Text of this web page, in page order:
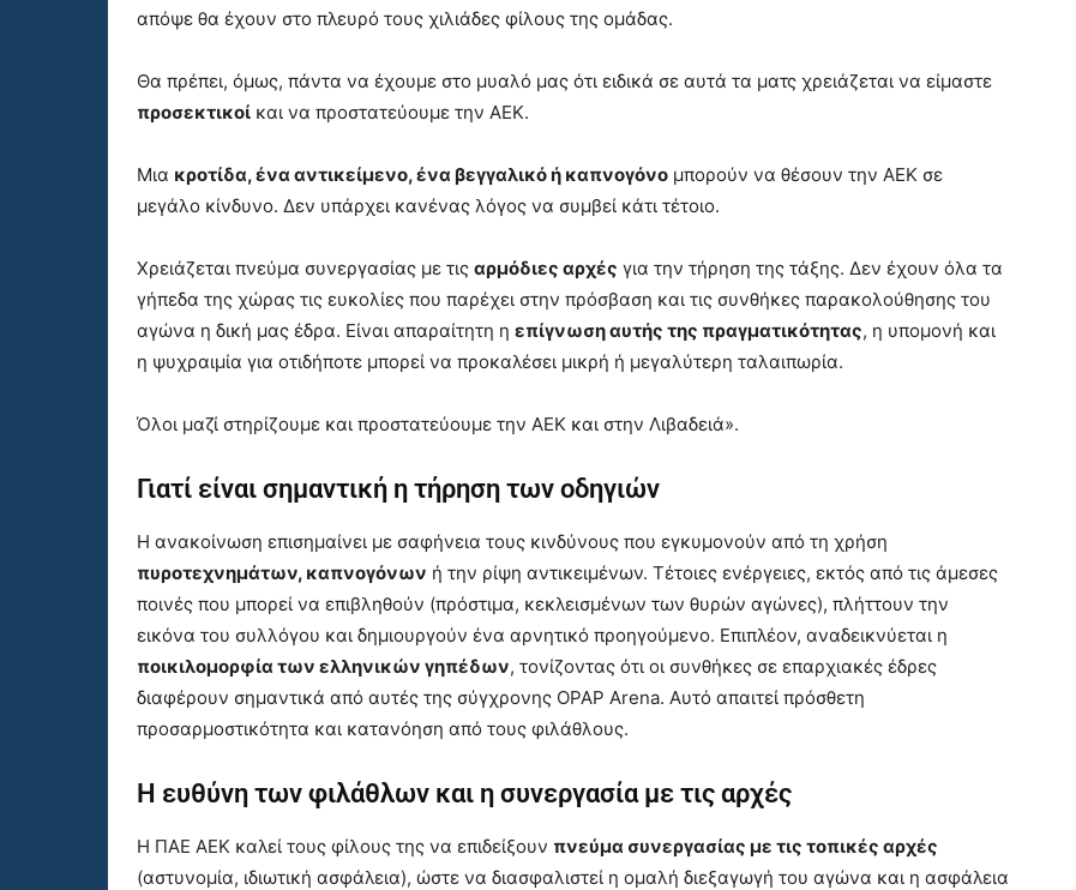
απόψε θα έχουν στο πλευρό τους χιλιάδες φίλους της ομάδας.
Θα πρέπει, όμως, πάντα να έχουμε στο μυαλό μας ότι ειδικά σε αυτά τα ματς χρειάζεται να είμαστε
προσεκτικοί και να προστατεύουμε την ΑΕΚ.
Μια κροτίδα, ένα αντικείμενο, ένα βεγγαλικό ή καπνογόνο μπορούν να θέσουν την ΑΕΚ σε
μεγάλο κίνδυνο. Δεν υπάρχει κανένας λόγος να συμβεί κάτι τέτοιο.
Χρειάζεται πνεύμα συνεργασίας με τις αρμόδιες αρχές για την τήρηση της τάξης. Δεν έχουν όλα τα
γήπεδα της χώρας τις ευκολίες που παρέχει στην πρόσβαση και τις συνθήκες παρακολούθησης του
αγώνα η δική μας έδρα. Είναι απαραίτητη η επίγνωση αυτής της πραγματικότητας, η υπομονή και
η ψυχραιμία για οτιδήποτε μπορεί να προκαλέσει μικρή ή μεγαλύτερη ταλαιπωρία.
Όλοι μαζί στηρίζουμε και προστατεύουμε την ΑΕΚ και στην Λιβαδειά».
Γιατί είναι σημαντική η τήρηση των οδηγιών
Η ανακοίνωση επισημαίνει με σαφήνεια τους κινδύνους που εγκυμονούν από τη χρήση
πυροτεχνημάτων, καπνογόνων ή την ρίψη αντικειμένων. Τέτοιες ενέργειες, εκτός από τις άμεσες
ποινές που μπορεί να επιβληθούν (πρόστιμα, κεκλεισμένων των θυρών αγώνες), πλήττουν την
εικόνα του συλλόγου και δημιουργούν ένα αρνητικό προηγούμενο. Επιπλέον, αναδεικνύεται η
ποικιλομορφία των ελληνικών γηπέδων, τονίζοντας ότι οι συνθήκες σε επαρχιακές έδρες
διαφέρουν σημαντικά από αυτές της σύγχρονης OPAP Arena. Αυτό απαιτεί πρόσθετη
προσαρμοστικότητα και κατανόηση από τους φιλάθλους.
Η ευθύνη των φιλάθλων και η συνεργασία με τις αρχές
Η ΠΑΕ ΑΕΚ καλεί τους φίλους της να επιδείξουν πνεύμα συνεργασίας με τις τοπικές αρχές
(αστυνομία, ιδιωτική ασφάλεια), ώστε να διασφαλιστεί η ομαλή διεξαγωγή του αγώνα και η ασφάλεια